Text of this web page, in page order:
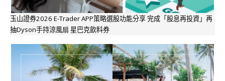
玉山證券2026 E-Trader APP策略選股功能分享 完成「股息再投資」再
抽Dyson手持涼風扇 星巴克飲料券